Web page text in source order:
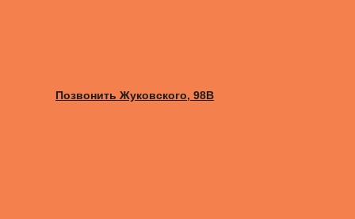
Позвонить Жуковского, 98B